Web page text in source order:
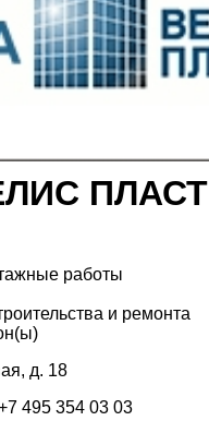
ПЛАСТ
работы
и ремонта
д. 18
495 354 03 03